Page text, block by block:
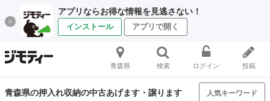
アプリならお得な情報を見逃さない！
インストール アプリで開く
青森県 検索 ログイン 投稿
青森県の押入れ収納の中古あげます・譲ります 人気キーワード